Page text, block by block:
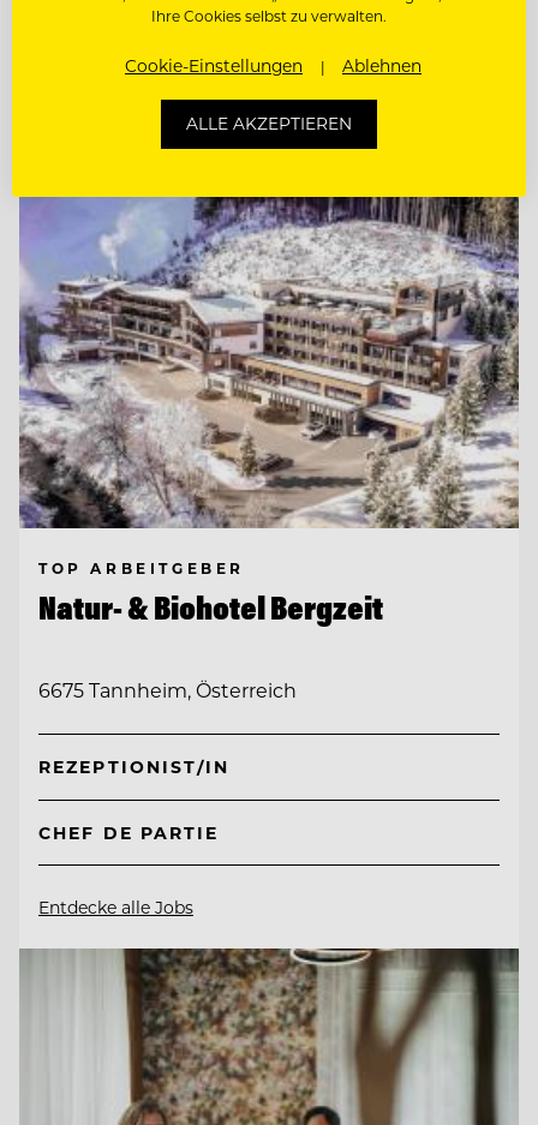
CHEF DE RANG (M/W/D)
KÜCHENCHEF A LA CARTE (M/W/D)
Entdecke alle Jobs
TOP ARBEITGEBER
Natur- & Biohotel Bergzeit
6675 Tannheim, Österreich
REZEPTIONIST/IN
CHEF DE PARTIE
Entdecke alle Jobs
Ihre Cookies selbst zu verwalten.
Cookie-Einstellungen Ablehnen
ALLE AKZEPTIEREN